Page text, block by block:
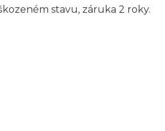
stavu, záruka 2 roky.